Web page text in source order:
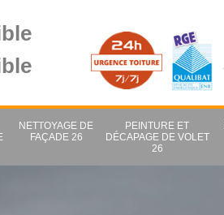
NETTOYAGE DE
FAÇADE 26
PEINTURE ET
DÉCAPAGE DE VOLET
26